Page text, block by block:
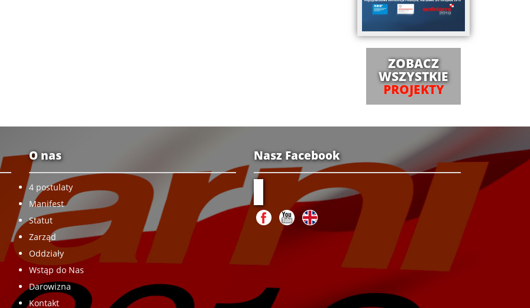
ZOBACZ
WSZYSTKIE
PROJEKTY
O nas
4 postulaty
Manifest
Statut
Zarząd
Oddziały
Wstąp do Nas
Darowizna
Kontakt
Nasz Facebook